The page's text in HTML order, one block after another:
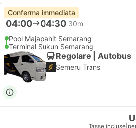
Conferma immediata
04:00 04:30 30m
Pool Majapahit Semarang
Terminal Sukun Semarang
Regolare | Autobus
Semeru Trans
Tasse incluse